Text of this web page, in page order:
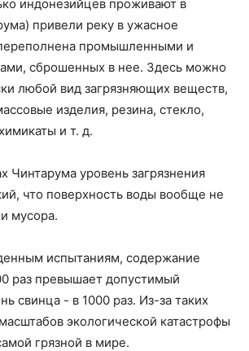
индонезийцев проживают в
привели реку в ужасное
промышленными и
сброшенных в нее. Здесь можно
любой вид загрязняющих веществ,
изделия, резина, стекло,
и т. д.
Чинтарума уровень загрязнения
что поверхность воды вообще не
мусора.
испытаниям, содержание
раз превышает допустимый
свинца - в 1000 раз. Из-за таких
экологической катастрофы
грязной в мире.